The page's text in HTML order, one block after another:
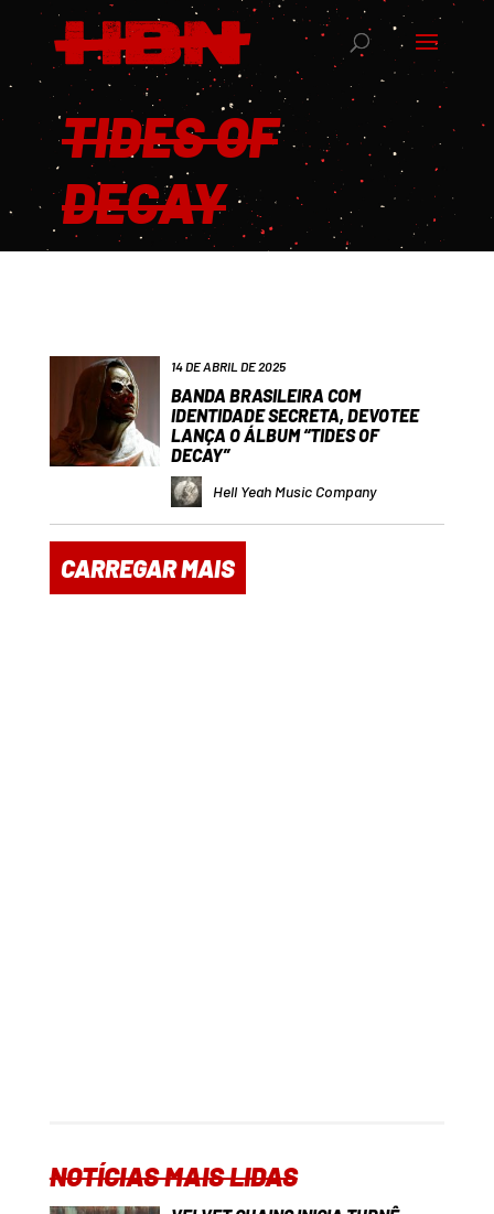
TIDES OF
DECAY
14 DE ABRIL DE 2025
BANDA BRASILEIRA COM
IDENTIDADE SECRETA, DEVOTEE
LANÇA O ÁLBUM “TIDES OF
DECAY”
Hell Yeah Music Company
CARREGAR MAIS
NOTÍCIAS MAIS LIDAS